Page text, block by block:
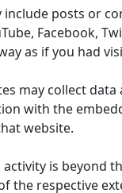
include posts or
Facebook,
as if you had
may collect
with the
website.
is beyond
the respective